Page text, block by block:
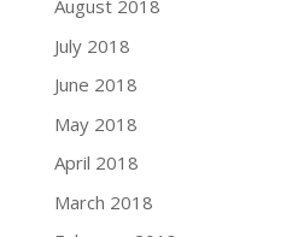
August 2018
July 2018
June 2018
May 2018
April 2018
March 2018